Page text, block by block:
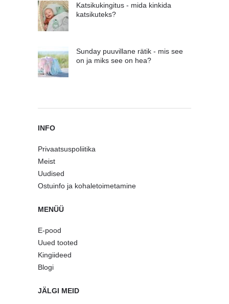
Katsikukingitus - mida kinkida
katsikuteks?
Sunday puuvillane rätik - mis see
on ja miks see on hea?
INFO
Privaatsuspoliitika
Meist
Uudised
Ostuinfo ja kohaletoimetamine
MENÜÜ
E-pood
Uued tooted
Kingiideed
Blogi
JÄLGI MEID